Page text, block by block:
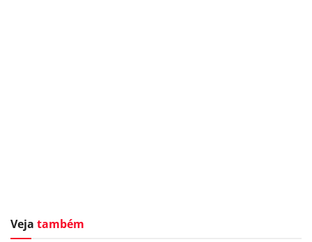
Veja também